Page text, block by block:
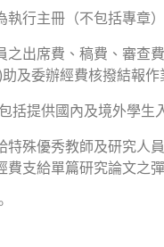
執行主冊（不包括專
之出席費、稿費、審
及委辦經費核撥結報
括提供國內及境外學
特殊優秀教師及研究
支給單篇研究論文之